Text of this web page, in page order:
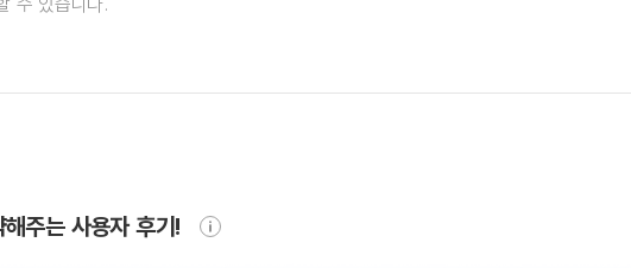
주는 사용자 후기!